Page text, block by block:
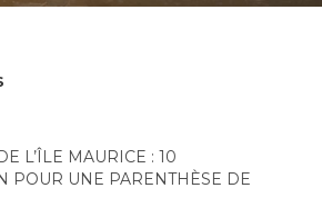
L’ÎLE MAURICE : 10
POUR UNE PARENTHÈSE DE